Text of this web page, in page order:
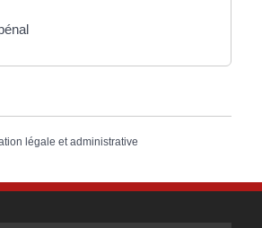
légale et administrative